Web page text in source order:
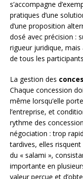
s’accompagne
pratiques d’une
d’une proposition
dosé avec précision :
rigueur juridique, mais
de tous les
La gestion des
Chaque concession
même lorsqu’elle
l’entreprise, et
rythme des
négociation : trop
tardives, elles
du « salami »,
importante en
valeur perçue et